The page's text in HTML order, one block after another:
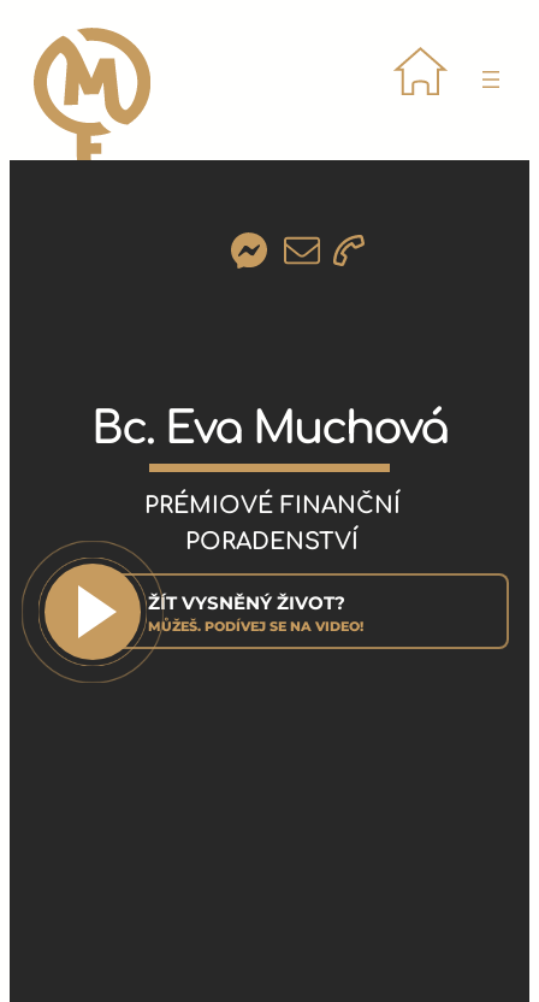
Přeskočit
na
obsah
Bc. Eva Muchová
PRÉMIOVÉ FINANČNÍ
PORADENSTVÍ
ŽÍT VYSNĚNÝ ŽIVOT?
MŮŽEŠ. PODÍVEJ SE NA VIDEO!